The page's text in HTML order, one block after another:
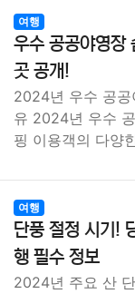
여행
우수 공공야영장
곳 공개!
2024년 우수 공공
유 2024년 우수
핑 이용객의 다양
여행
단풍 절정 시기!
행 필수 정보
2024년 주요 산